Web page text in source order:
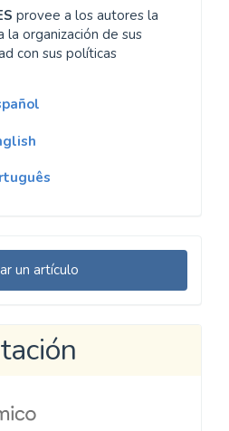
provee a los autores la
organización de sus
con sus políticas
un artículo